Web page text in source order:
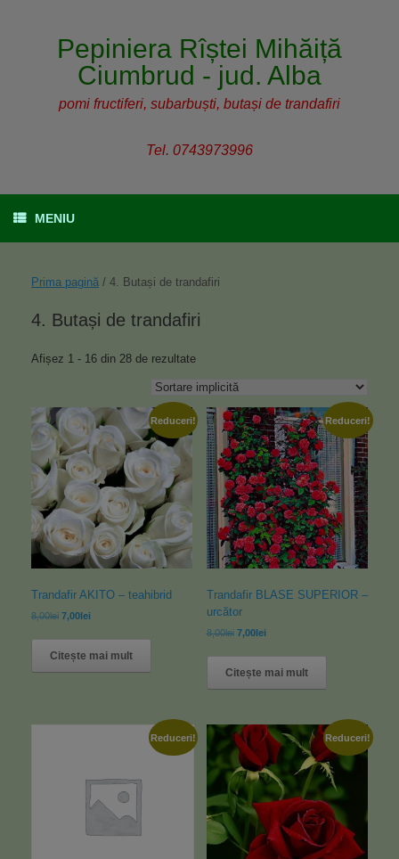
Pepiniera Rîștei Mihăiță
Ciumbrud - jud. Alba
pomi fructiferi, subarbuști, butași de trandafiri
Tel. 0743973996
MENIU
Prima pagină / 4. Butași de trandafiri
4. Butași de trandafiri
Afișez 1 - 16 din 28 de rezultate
Reduceri!
Trandafir AKITO – teahibrid
8,00lei 7,00 lei
Citește mai mult
Reduceri!
Trandafir BLASE SUPERIOR –
urcător
8,00lei 7,00lei
Citește mai mult
Reduceri! Reduceri!